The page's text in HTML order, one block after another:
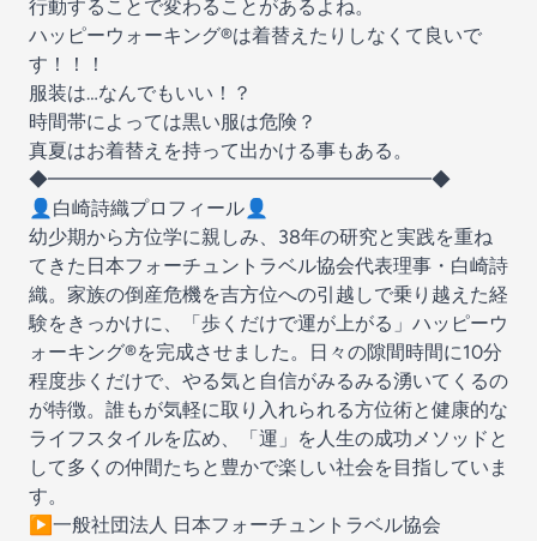
行動することで変わることがあるよね。
ハッピーウォーキング®︎は着替えたりしなくて良いで
す！！！
服装は…なんでもいい！？
時間帯によっては黒い服は危険？
真夏はお着替えを持って出かける事もある。
◆━━━━━━━━━━━━━━━━━━━━◆
👤白崎詩織プロフィール👤
幼少期から方位学に親しみ、38年の研究と実践を重ね
てきた日本フォーチュントラベル協会代表理事・白崎詩
織。家族の倒産危機を吉方位への引越しで乗り越えた経
験をきっかけに、「歩くだけで運が上がる」ハッピーウ
ォーキング®を完成させました。日々の隙間時間に10分
程度歩くだけで、やる気と自信がみるみる湧いてくるの
が特徴。誰もが気軽に取り入れられる方位術と健康的な
ライフスタイルを広め、「運」を人生の成功メソッドと
して多くの仲間たちと豊かで楽しい社会を目指していま
す。
▶️ 一般社団法人 日本フォーチュントラベル協会